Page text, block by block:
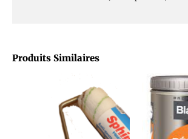
Produits Similaires